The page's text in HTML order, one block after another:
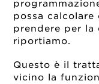
possa
prendere per
riportiamo.
Questo è il
vicino la